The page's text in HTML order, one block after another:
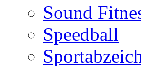
Sound
Speedball